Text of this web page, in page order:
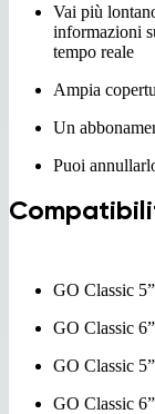
Vai più
informazioni
tempo reale
Ampia
Un
Puoi
GO Classic
GO Classic
GO Classic
GO Classic